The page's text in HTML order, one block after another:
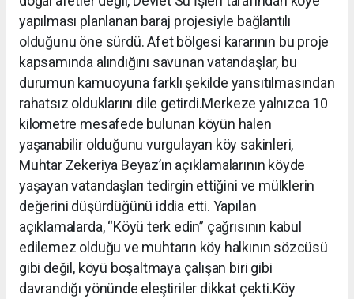
yapılması planlanan baraj projesiyle bağlantılı
olduğunu öne sürdü. Afet bölgesi kararının bu proje
kapsamında alındığını savunan vatandaşlar, bu
durumun kamuoyuna farklı şekilde yansıtılmasından
rahatsız olduklarını dile getirdi.Merkeze yalnızca 10
kilometre mesafede bulunan köyün halen
yaşanabilir olduğunu vurgulayan köy sakinleri,
Muhtar Zekeriya Beyaz’ın açıklamalarının köyde
yaşayan vatandaşları tedirgin ettiğini ve mülklerin
değerini düşürdüğünü iddia etti. Yapılan
açıklamalarda, “Köyü terk edin” çağrısının kabul
edilemez olduğu ve muhtarın köy halkının sözcüsü
gibi değil, köyü boşaltmaya çalışan biri gibi
davrandığı yönünde eleştiriler dikkat çekti.Köy